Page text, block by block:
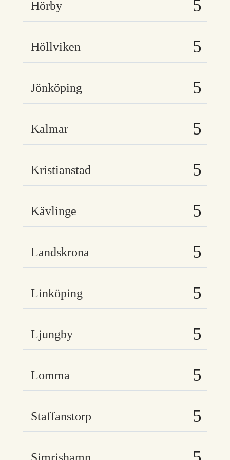
Hörby
Höllviken
Jönköping
Kalmar
Kristianstad
Kävlinge
Landskrona
Linköping
Ljungby
Lomma
Staffanstorp